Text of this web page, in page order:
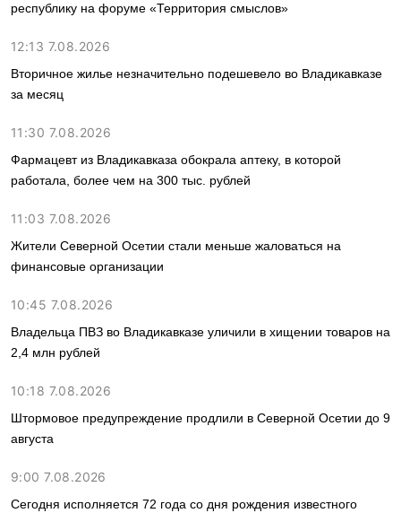
республику на форуме «Территория смыслов»
12:13 7.08.2026
Вторичное жилье незначительно подешевело во Владикавказе
за месяц
11:30 7.08.2026
Фармацевт из Владикавказа обокрала аптеку, в которой
работала, более чем на 300 тыс. рублей
11:03 7.08.2026
Жители Северной Осетии стали меньше жаловаться на
финансовые организации
10:45 7.08.2026
Владельца ПВЗ во Владикавказе уличили в хищении товаров на
2,4 млн рублей
10:18 7.08.2026
Штормовое предупреждение продлили в Северной Осетии до 9
августа
9:00 7.08.2026
Сегодня исполняется 72 года со дня рождения известного